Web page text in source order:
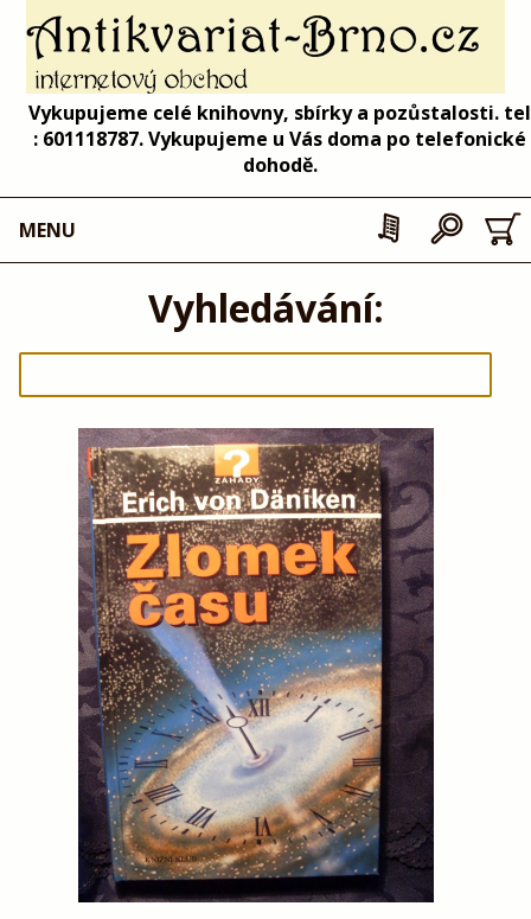
Vykupujeme celé knihovny, sbírky a pozůstalosti. tel
: 601118787. Vykupujeme u Vás doma po telefonické
dohodě.
MENU
Vyhledávání: